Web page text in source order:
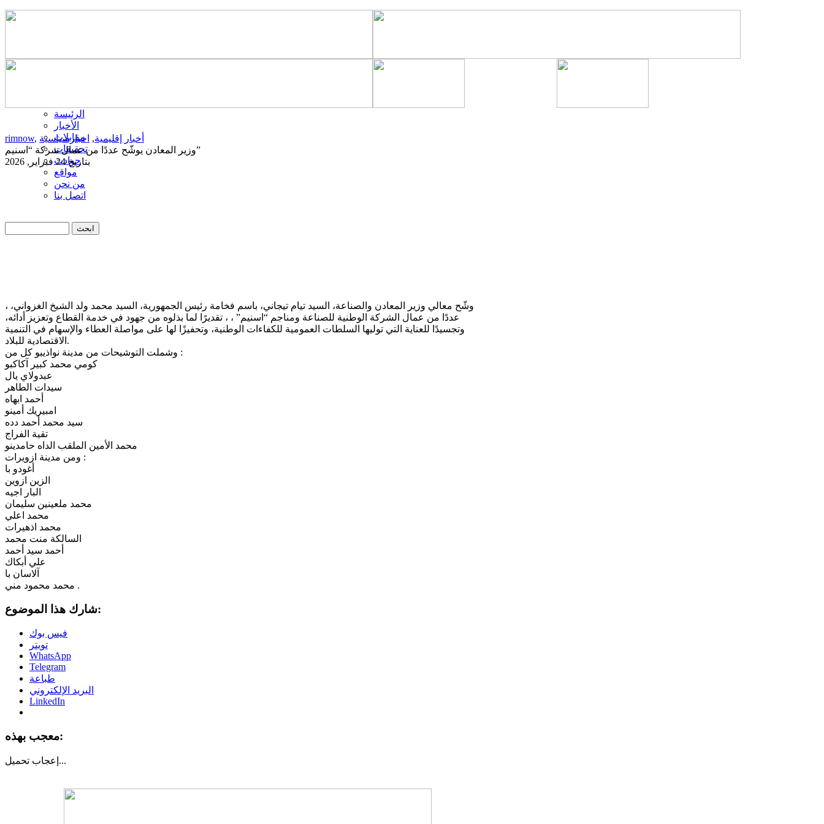
الرئيسة
الأخبار
مقابلات
تحقيقات
حوادث
مواقع
من نحن
اتصل بنا
rimnow, أخبار إقليمية, اخبارسياسية
وزير المعادن يوشّح عددًا من عمال شركة “اسنيم”
بتاريخ 24 فبراير, 2026
وشّح معالي وزير المعادن والصناعة، السيد تيام تيجاني، باسم فخامة رئيس الجمهورية، السيد محمد ولد الشيخ الغزواني، ،
عددًا من عمال الشركة الوطنية للصناعة ومناجم “اسنيم” ، ، تقديرًا لما بذلوه من جهود في خدمة القطاع وتعزيز أدائه،
وتجسيدًا للعناية التي توليها السلطات العمومية للكفاءات الوطنية، وتحفيزًا لها على مواصلة العطاء والإسهام في التنمية
الاقتصادية للبلاد.
وشملت التوشيحات من مدينة نواذيبو كل من :
كومي محمد كبير آكاكبو
عبدولاي يال
سيدات الطاهر
أحمد ابهاه
امبيريك أمينو
سيد محمد أحمد دده
تقية الفراج
محمد الأمين الملقب الداه حامدينو
ومن مدينة ازويرات :
أغودو با
الزين ازوين
البار اجيه
محمد ملعينين سليمان
محمد اعلي
محمد اذهيرات
السالكة منت محمد
أحمد سيد أحمد
علي أبكاك
آلاسان با
محمد محمود مني .
شارك هذا الموضوع:
فيس بوك
تويتر
WhatsApp
Telegram
طباعة
البريد الإلكتروني
LinkedIn
معجب بهذه:
إعجاب تحميل...